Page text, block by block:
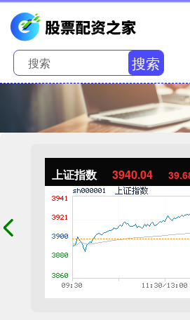
搜索
上证指数 3940.04